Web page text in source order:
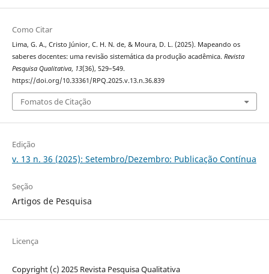
Como Citar
Lima, G. A., Cristo Júnior, C. H. N. de, & Moura, D. L. (2025). Mapeando os
saberes docentes: uma revisão sistemática da produção acadêmica. Revista
Pesquisa Qualitativa, 13(36), 529–549.
https://doi.org/10.33361/RPQ.2025.v.13.n.36.839
Fomatos de Citação
Edição
v. 13 n. 36 (2025): Setembro/Dezembro: Publicação Contínua
Seção
Artigos de Pesquisa
Licença
Copyright (c) 2025 Revista Pesquisa Qualitativa